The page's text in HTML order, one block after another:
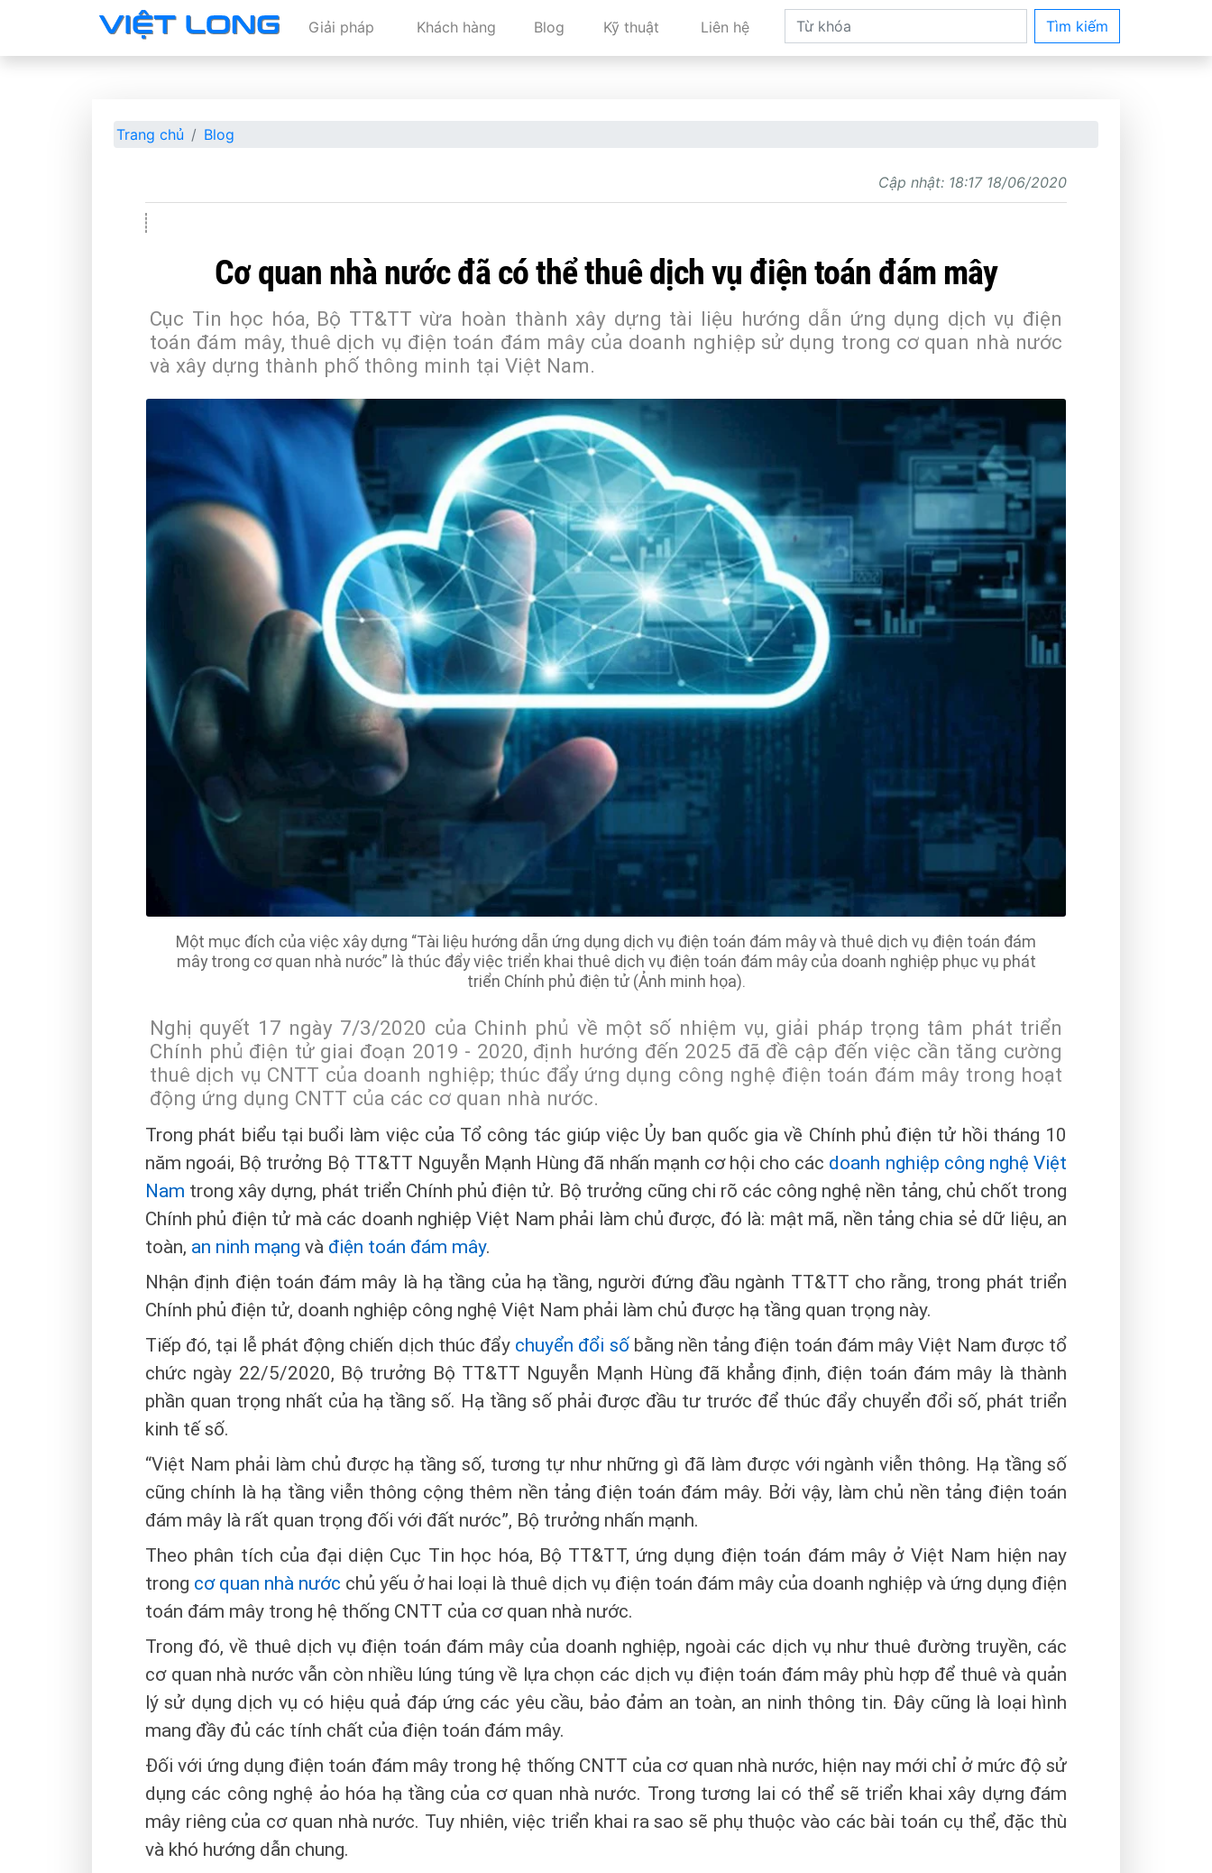
Giải pháp Khách hàng Blog Kỹ thuật Liên hệ Tìm kiếm
Trang chủ Blog
Cập nhật: 18:17 18/06/2020
Cơ quan nhà nước đã có thể thuê dịch vụ điện toán đám mây
Cục Tin học hóa, Bộ TT&TT vừa hoàn thành xây dựng tài liệu hướng dẫn ứng dụng dịch vụ điện
toán đám mây, thuê dịch vụ điện toán đám mây của doanh nghiệp sử dụng trong cơ quan nhà nước
và xây dựng thành phố thông minh tại Việt Nam.
Một mục đích của việc xây dựng “Tài liệu hướng dẫn ứng dụng dịch vụ điện toán đám mây và thuê dịch vụ điện toán đám
mây trong cơ quan nhà nước” là thúc đẩy việc triển khai thuê dịch vụ điện toán đám mây của doanh nghiệp phục vụ phát
triển Chính phủ điện tử (Ảnh minh họa).
Nghị quyết 17 ngày 7/3/2020 của Chinh phủ về một số nhiệm vụ, giải pháp trọng tâm phát triển
Chính phủ điện tử giai đoạn 2019 - 2020, định hướng đến 2025 đã đề cập đến việc cần tăng cường
thuê dịch vụ CNTT của doanh nghiệp; thúc đẩy ứng dụng công nghệ điện toán đám mây trong hoạt
động ứng dụng CNTT của các cơ quan nhà nước.
Trong phát biểu tại buổi làm việc của Tổ công tác giúp việc Ủy ban quốc gia về Chính phủ điện tử hồi tháng 10
năm ngoái, Bộ trưởng Bộ TT&TT Nguyễn Mạnh Hùng đã nhấn mạnh cơ hội cho các doanh nghiệp công nghệ Việt
Nam trong xây dựng, phát triển Chính phủ điện tử. Bộ trưởng cũng chi rõ các công nghệ nền tảng, chủ chốt trong
Chính phủ điện tử mà các doanh nghiệp Việt Nam phải làm chủ được, đó là: mật mã, nền tảng chia sẻ dữ liệu, an
toàn, an ninh mạng và điện toán đám mây.
Nhận định điện toán đám mây là hạ tầng của hạ tầng, người đứng đầu ngành TT&TT cho rằng, trong phát triển
Chính phủ điện tử, doanh nghiệp công nghệ Việt Nam phải làm chủ được hạ tầng quan trọng này.
Tiếp đó, tại lễ phát động chiến dịch thúc đẩy chuyển đổi sốbằng nền tảng điện toán đám mây Việt Nam được tổ
chức ngày 22/5/2020, Bộ trưởng Bộ TT&TT Nguyễn Mạnh Hùng đã khẳng định, điện toán đám mây là thành
phần quan trọng nhất của hạ tầng số. Hạ tầng số phải được đầu tư trước để thúc đẩy chuyển đổi số, phát triển
kinh tế số.
“Việt Nam phải làm chủ được hạ tầng số, tương tự như những gì đã làm được với ngành viễn thông. Hạ tầng số
cũng chính là hạ tầng viễn thông cộng thêm nền tảng điện toán đám mây. Bởi vậy, làm chủ nền tảng điện toán
đám mây là rất quan trọng đối với đất nước”, Bộ trưởng nhấn mạnh.
Theo phân tích của đại diện Cục Tin học hóa, Bộ TT&TT, ứng dụng điện toán đám mây ở Việt Nam hiện nay
trong cơ quan nhà nước chủ yếu ở hai loại là thuê dịch vụ điện toán đám mây của doanh nghiệp và ứng dụng điện
toán đám mây trong hệ thống CNTT của cơ quan nhà nước.
Trong đó, về thuê dịch vụ điện toán đám mây của doanh nghiệp, ngoài các dịch vụ như thuê đường truyền, các
cơ quan nhà nước vẫn còn nhiều lúng túng về lựa chọn các dịch vụ điện toán đám mây phù hợp để thuê và quản
lý sử dụng dịch vụ có hiệu quả đáp ứng các yêu cầu, bảo đảm an toàn, an ninh thông tin. Đây cũng là loại hình
mang đầy đủ các tính chất của điện toán đám mây.
Đối với ứng dụng điện toán đám mây trong hệ thống CNTT của cơ quan nhà nước, hiện nay mới chỉ ở mức độ sử
dụng các công nghệ ảo hóa hạ tầng của cơ quan nhà nước. Trong tương lai có thể sẽ triển khai xây dựng đám
mây riêng của cơ quan nhà nước. Tuy nhiên, việc triển khai ra sao sẽ phụ thuộc vào các bài toán cụ thể, đặc thù
và khó hướng dẫn chung.